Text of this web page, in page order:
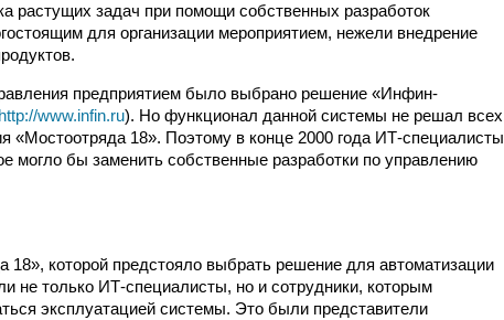
растущих задач при помощи собственных разработок
для организации мероприятием, нежели внедрение
предприятием было выбрано решение «Инфин-
http://www.infin.ru). Но функционал данной системы не решал всех
«Мостоотряда 18». Поэтому в конце 2000 года ИТ-специалисты
могло бы заменить собственные разработки по управлению
18», которой предстояло выбрать решение для автоматизации
не только ИТ-специалисты, но и сотрудники, которым
эксплуатацией системы. Это были представители